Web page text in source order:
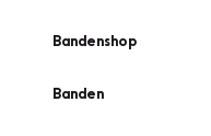
Bandenshop
Banden